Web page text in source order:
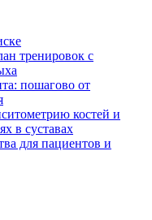
тренировок с
пошагово от
костей и
в суставах
для пациентов и